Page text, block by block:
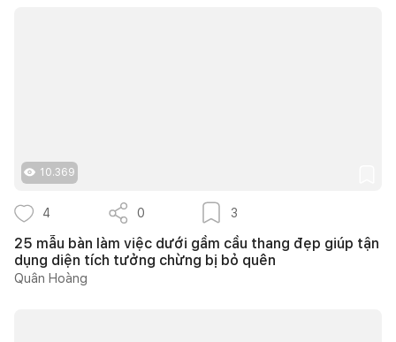
10.369
4 0 3
25 mẫu bàn làm việc dưới gầm cầu thang đẹp giúp tận
dụng diện tích tưởng chừng bị bỏ quên
Quân Hoàng